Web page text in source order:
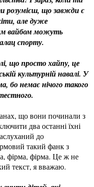
розумієш, що завжди є
але дуже
вайбом можуть
спорту.
що просто хайпу, це
культурній навалі. У
бо немає нічого такого
що вони починали з
два останні їхні
до
такий фанк з
фірма, фірма. Це ж не
текст, я вважаю.